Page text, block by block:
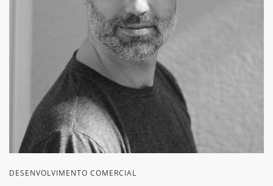
DESENVOLVIMENTO COMERCIAL